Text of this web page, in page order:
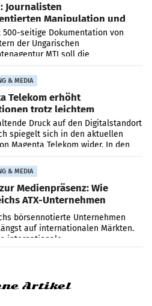
Journalisten
Manipulation und
500-seitige Dokumentation von
der Ungarischen
MTI soll die
Nachrichten-Manipulation und
der Agentur während der Zeit
& MEDIA
Telekom erhöht
trotz leichtem
Druck auf den Digitalstandort
spiegelt sich in den aktuellen
Magenta Telekom wider. In den
Monaten des laufenden Jahres
& MEDIA
Medienpräsenz: Wie
ATX-Unternehmen
wahrgenommen
börsennotierte Unternehmen
auf internationalen Märkten.
internationale
untersucht die
Artikel